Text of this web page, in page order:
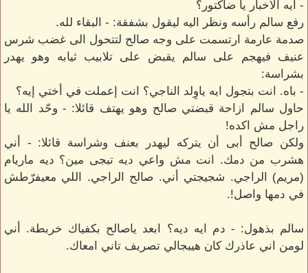
- ايه الاخبار يا ضاكتور؟
رفع سالم رأسه ونظر اليه ليقول بشفقة: - البقاء لله.
صدمة عارمة ارتسمت على وجه صالح لتتحول الى غضب شرس
عنيف فيهجم على سالم يقبض على تلابيب ثيابه وهو يهدر
بشراسة:
- باه. انت بتجول ايه ياوِلد الناجي؟ انت إعملت في أختي إيه؟
حاول سالم ازاحة قبضتي صالح وهو يهتف قائلا: - وحّد الله يا
راجل مش اكده!
ولكن صالح أبى أن يتركه ليهدر بعنف وشراسة قائلا: - أني
هشرب من دمك. انت مش واعي ديه تبجى مين؟ ديه ماريام
(مريم) الراجي. شجيجتي أني. صالح الراجي. اللي معيفرّطش
في دمها واصل!.
سالم بذهول: - دم ايه ديه؟ ابعد ياصالح بكفياك خربطة. أني
لومن اني عاذرك كان هيبجالي تصريف تاني امعاك.